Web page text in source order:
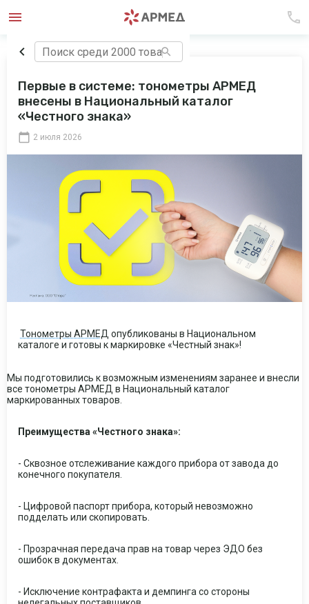
Первые в системе: тонометры АРМЕД
внесены в Национальный каталог
«Честного знака»
2 июля 2026
Тонометры АРМЕД опубликованы в Национальном
каталоге и готовы к маркировке «Честный знак»!
Мы подготовились к возможным изменениям заранее и внесли
все тонометры АРМЕД в Национальный каталог
маркированных товаров.
Преимущества «Честного знака»:
- Сквозное отслеживание каждого прибора от завода до
конечного покупателя.
- Цифровой паспорт прибора, который невозможно
подделать или скопировать.
- Прозрачная передача прав на товар через ЭДО без
ошибок в документах.
- Исключение контрафакта и демпинга со стороны